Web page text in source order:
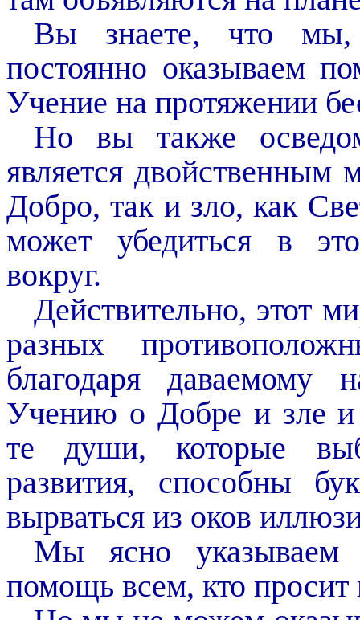
Вы знаете, что мы,
постоянно оказываем
Учение на протяжении
Но вы также
является двойственным
Добро, так и зло, как
может убедиться в
вокруг.
Действительно, этот
разных
благодаря
Учению о Добре и зле
те души, которые
развития, способны
вырваться из оков
Мы ясно
помощь всем, кто